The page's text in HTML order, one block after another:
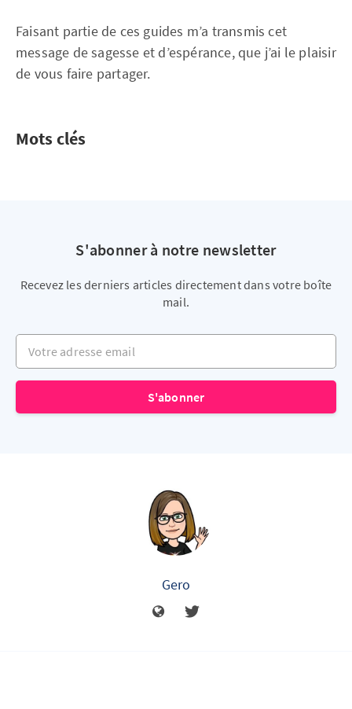
Faisant partie de ces guides m’a transmis cet
message de sagesse et d’espérance, que j’ai le plaisir
de vous faire partager.
Mots clés
S'abonner à notre newsletter
Recevez les derniers articles directement dans votre boîte
mail.
Votre adresse email
S'abonner
Gero